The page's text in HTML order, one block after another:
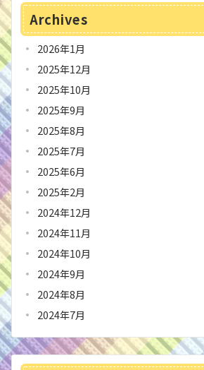
Archives
2026年1月
2025年12月
2025年10月
2025年9月
2025年8月
2025年7月
2025年6月
2025年2月
2024年12月
2024年11月
2024年10月
2024年9月
2024年8月
2024年7月